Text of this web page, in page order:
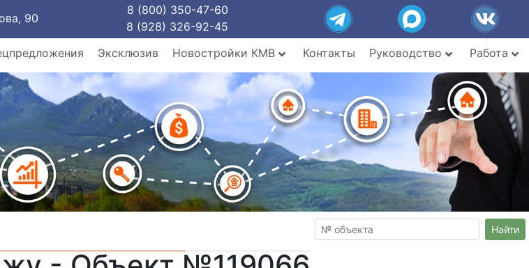
90
8 (800) 350-47-60
8 (928) 326-92-45
Эксклюзив Новостройки КМВ Контакты Руководство Работа
Найти